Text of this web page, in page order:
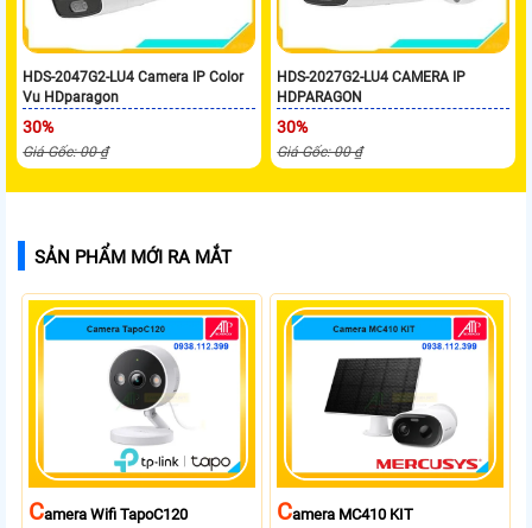
HDS-2047G2-LU4 Camera IP Color
Vu HDparagon
30%
Giá Gốc: 00 ₫
HDS-2027G2-LU4 CAMERA IP
HDPARAGON
30%
Giá Gốc: 00 ₫
SẢN PHẨM MỚI RA MẮT
CAmera Wifi TapoC120 CAmera MC410 KIT